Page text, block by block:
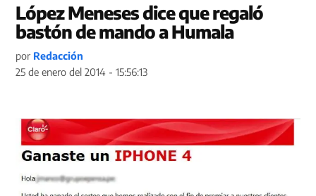
López Meneses dice que regaló
bastón de mando a Humala
por Redacción
25 de enero del 2014 - 15:56:13